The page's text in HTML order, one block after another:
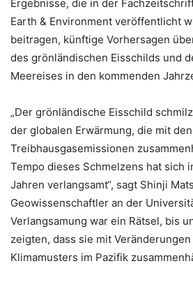
Ergebnisse, die in der
Earth & Environment veröffentlicht
beitragen, künftige Vorhersagen
des grönländischen Eisschilds und
Meereises in den kommenden
„Der grönländische Eisschild
der globalen Erwärmung, die mit den
Treibhausgasemissionen
Tempo dieses Schmelzens hat sich
Jahren verlangsamt“, sagt Shinji
Geowissenschaftler an der
Verlangsamung war ein Rätsel, bis
zeigten, dass sie mit
Klimamusters im Pazifik